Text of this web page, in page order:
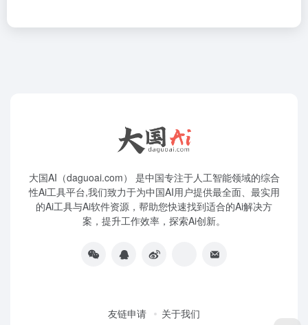
大国AI（daguoai.com） 是中国专注于人工智能领域的综合
性Ai工具平台,我们致力于为中国AI用户提供最全面、最实用
的Ai工具与Ai软件资源，帮助您快速找到适合的Ai解决方
案，提升工作效率，探索Ai创新。
友链申请 关于我们